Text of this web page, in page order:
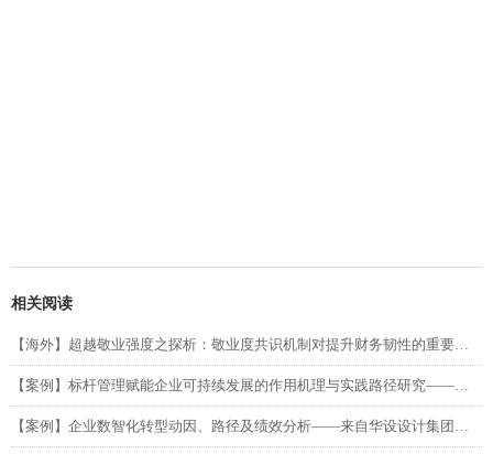
相关阅读
【海外】超越敬业强度之探析：敬业度共识机制对提升财务韧性的重要性（第二部分）
【案例】标杆管理赋能企业可持续发展的作用机理与实践路径研究——以吉利汽车为例
【案例】企业数智化转型动因、路径及绩效分析——来自华设设计集团的单案例研究